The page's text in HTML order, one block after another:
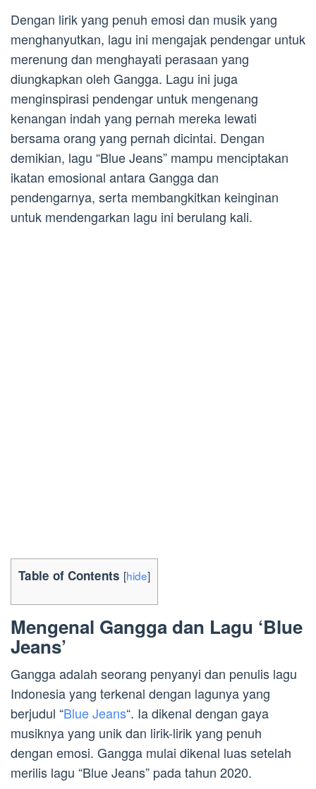
Dengan lirik yang penuh emosi dan musik yang
menghanyutkan, lagu ini mengajak pendengar untuk
merenung dan menghayati perasaan yang
diungkapkan oleh Gangga. Lagu ini juga
menginspirasi pendengar untuk mengenang
kenangan indah yang pernah mereka lewati
bersama orang yang pernah dicintai. Dengan
demikian, lagu “Blue Jeans” mampu menciptakan
ikatan emosional antara Gangga dan
pendengarnya, serta membangkitkan keinginan
untuk mendengarkan lagu ini berulang kali.
Table of Contents [hide]
Mengenal Gangga dan Lagu ‘Blue
Jeans’
Gangga adalah seorang penyanyi dan penulis lagu
Indonesia yang terkenal dengan lagunya yang
berjudul “Blue Jeans“. Ia dikenal dengan gaya
musiknya yang unik dan lirik-lirik yang penuh
dengan emosi. Gangga mulai dikenal luas setelah
merilis lagu “Blue Jeans” pada tahun 2020.